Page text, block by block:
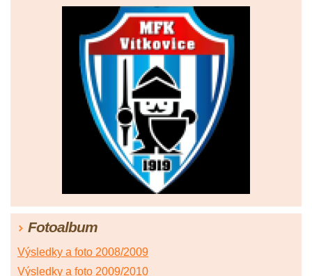
Fotoalbum
Výsledky a foto 2008/2009
Výsledky a foto 2009/2010